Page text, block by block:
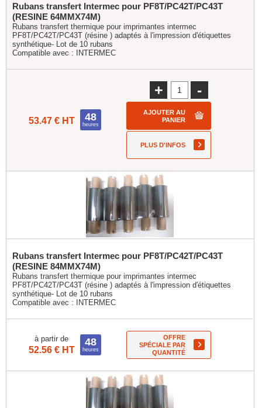
Rubans transfert Intermec pour PF8T/PC42T/PC43T
(RESINE 64MMX74M)
Rubans transfert thermique pour imprimantes intermec
PF8T/PC42T/PC43T (résine ) adaptés à l'impression d'étiquettes
synthétique- Lot de 10 rubans
Compatible avec :
INTERMEC
53.47 € HT 48
heures
+ -
AJOUTER AU
PANIER
PLUS D'INFOS
Rubans transfert Intermec pour PF8T/PC42T/PC43T
(RESINE 84MMX74M)
Rubans transfert thermique pour imprimantes intermec
PF8T/PC42T/PC43T (résine ) adaptés à l'impression d'étiquettes
synthétique- Lot de 10 rubans
Compatible avec :
INTERMEC
à partir de
52.56 € HT
48
heures
OFFRE
SPÉCIALE PAR
QUANTITÉ